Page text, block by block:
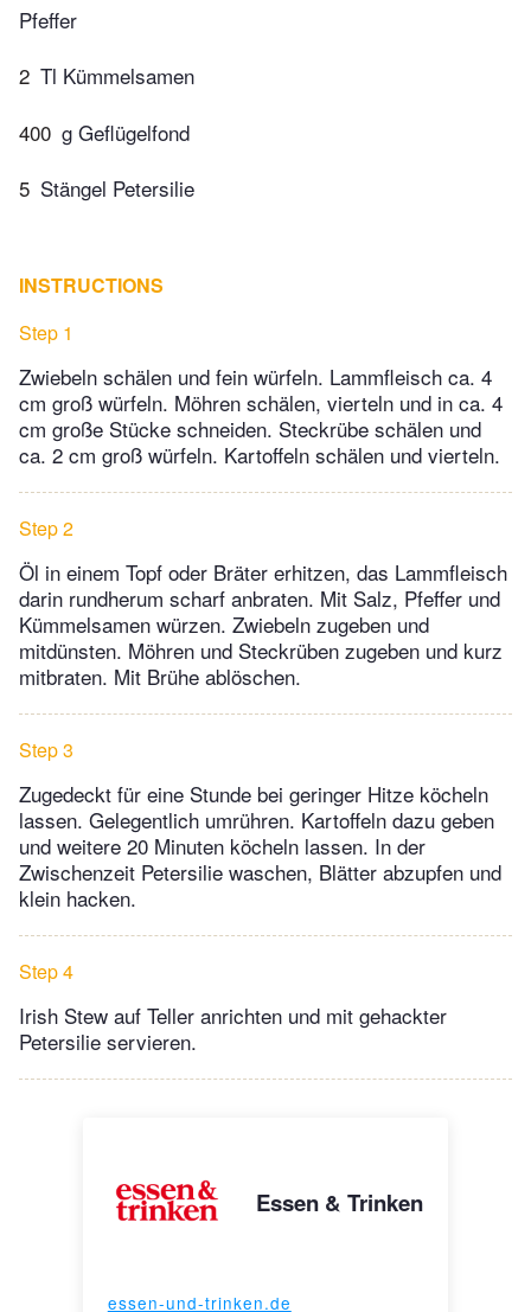
Pfeffer
2 Tl Kümmelsamen
400 g Geflügelfond
5 Stängel Petersilie
INSTRUCTIONS
Step 1
Zwiebeln schälen und fein würfeln. Lammfleisch ca. 4
cm groß würfeln. Möhren schälen, vierteln und in ca. 4
cm große Stücke schneiden. Steckrübe schälen und
ca. 2 cm groß würfeln. Kartoffeln schälen und vierteln.
Step 2
Öl in einem Topf oder Bräter erhitzen, das Lammfleisch
darin rundherum scharf anbraten. Mit Salz, Pfeffer und
Kümmelsamen würzen. Zwiebeln zugeben und
mitdünsten. Möhren und Steckrüben zugeben und kurz
mitbraten. Mit Brühe ablöschen.
Step 3
Zugedeckt für eine Stunde bei geringer Hitze köcheln
lassen. Gelegentlich umrühren. Kartoffeln dazu geben
und weitere 20 Minuten köcheln lassen. In der
Zwischenzeit Petersilie waschen, Blätter abzupfen und
klein hacken.
Step 4
Irish Stew auf Teller anrichten und mit gehackter
Petersilie servieren.
Essen & Trinken
essen-und-trinken.de